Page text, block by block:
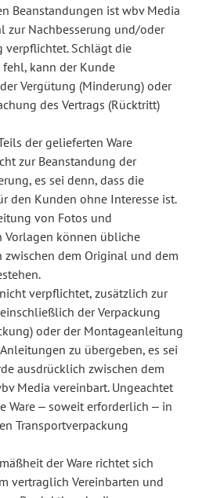
Beanstandungen ist wbv Media
zur Nachbesserung und/oder
verpflichtet. Schlägt die
kann der Kunde
Vergütung (Minderung) oder
des Vertrags (Rücktritt)
der gelieferten Ware
zur Beanstandung der
es sei denn, dass die
den Kunden ohne Interesse ist.
von Fotos und
Vorlagen können übliche
zwischen dem Original und dem
verpflichtet, zusätzlich zur
der Verpackung
oder der Montageanleitung
zu übergeben, es sei
ausdrücklich zwischen dem
Media vereinbart. Ungeachtet
Ware ‒ soweit erforderlich ‒ in
Transportverpackung
der Ware richtet sich
vertraglich Vereinbarten und